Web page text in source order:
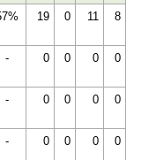
19 0 11 8
- 0 0 0 0
- 0 0 0 0
- 0 0 0 0